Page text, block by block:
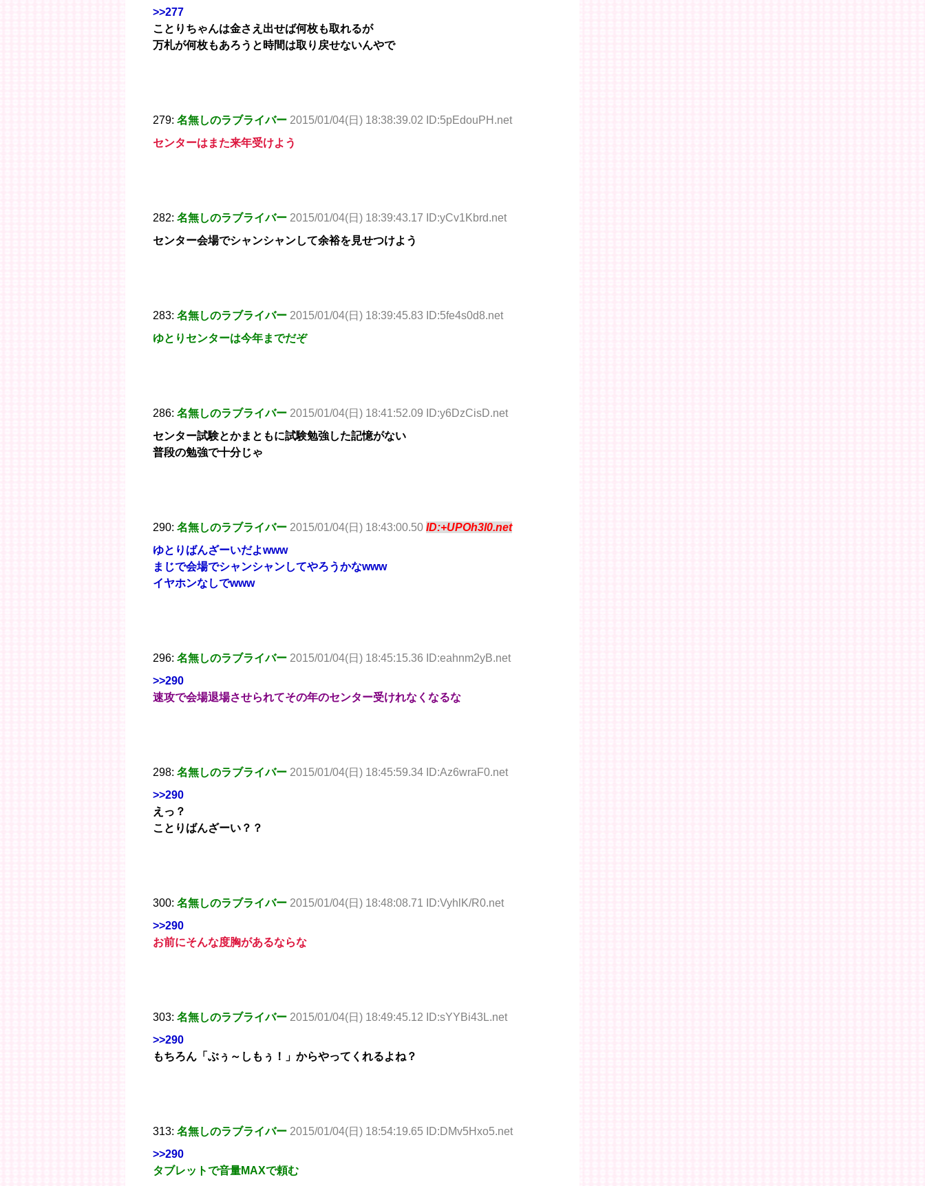
>>277
ことりちゃんは金さえ出せば何枚も取れるが
万札が何枚もあろうと時間は取り戻せないんやで
279: 名無しのラブライバー 2015/01/04(日) 18:38:39.02 ID:5pEdouPH.net
センターはまた来年受けよう
282: 名無しのラブライバー 2015/01/04(日) 18:39:43.17 ID:yCv1Kbrd.net
センター会場でシャンシャンして余裕を見せつけよう
283: 名無しのラブライバー 2015/01/04(日) 18:39:45.83 ID:5fe4s0d8.net
ゆとりセンターは今年までだぞ
286: 名無しのラブライバー 2015/01/04(日) 18:41:52.09 ID:y6DzCisD.net
センター試験とかまともに試験勉強した記憶がない
普段の勉強で十分じゃ
290: 名無しのラブライバー 2015/01/04(日) 18:43:00.50 ID:+UPOh3l0.net
ゆとりばんざーいだよwww
まじで会場でシャンシャンしてやろうかなwww
イヤホンなしでwww
296: 名無しのラブライバー 2015/01/04(日) 18:45:15.36 ID:eahnm2yB.net
>>290
速攻で会場退場させられてその年のセンター受けれなくなるな
298: 名無しのラブライバー 2015/01/04(日) 18:45:59.34 ID:Az6wraF0.net
>>290
えっ？
ことりばんざーい？？
300: 名無しのラブライバー 2015/01/04(日) 18:48:08.71 ID:VyhlK/R0.net
>>290
お前にそんな度胸があるならな
303: 名無しのラブライバー 2015/01/04(日) 18:49:45.12 ID:sYYBi43L.net
>>290
もちろん「ぶぅ～しもぅ！」からやってくれるよね？
313: 名無しのラブライバー 2015/01/04(日) 18:54:19.65 ID:DMv5Hxo5.net
>>290
タブレットで音量MAXで頼む